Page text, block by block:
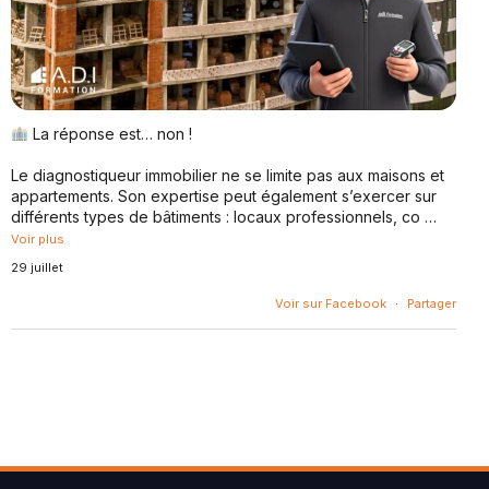
La réponse est… non !
Le diagnostiqueur immobilier ne se limite pas aux maisons et
appartements. Son expertise peut également s’exercer sur
différents types de bâtiments : locaux professionnels, co …
Voir plus
29 juillet
Voir sur Facebook · Partager